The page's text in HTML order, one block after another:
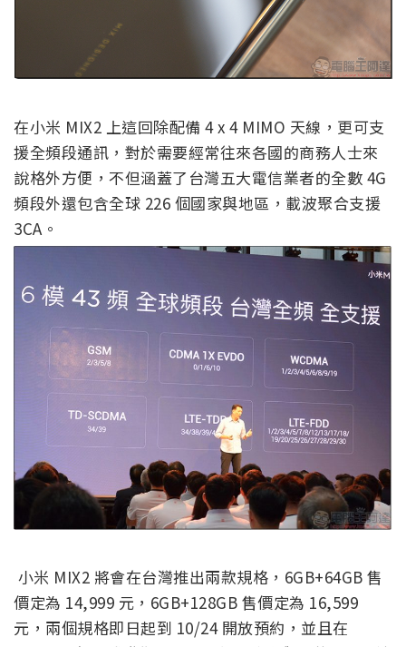
在小米 MIX2 上這回除配備 4 x 4 MIMO 天線，更可支
援全頻段通訊，對於需要經常往來各國的商務人士來
說格外方便，不但涵蓋了台灣五大電信業者的全數 4G
頻段外還包含全球 226 個國家與地區，載波聚合支援
3CA。
小米 MIX2 將會在台灣推出兩款規格，6GB+64GB 售
價定為 14,999 元，6GB+128GB 售價定為 16,599
元，兩個規格即日起到 10/24 開放預約，並且在